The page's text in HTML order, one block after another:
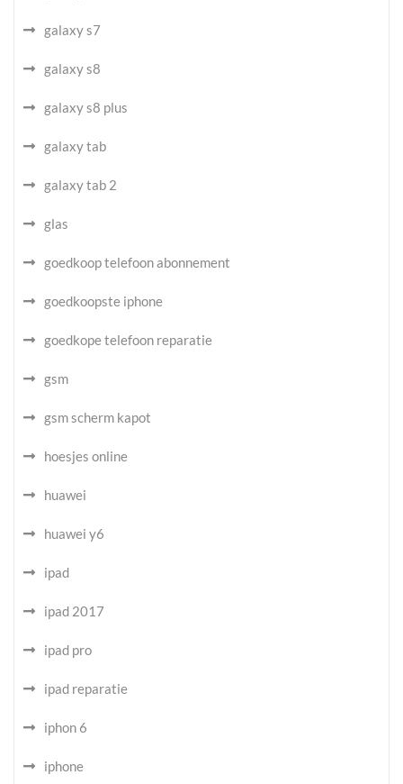
galaxy s7
galaxy s8
galaxy s8 plus
galaxy tab
galaxy tab 2
glas
goedkoop telefoon abonnement
goedkoopste iphone
goedkope telefoon reparatie
gsm
gsm scherm kapot
hoesjes online
huawei
huawei y6
ipad
ipad 2017
ipad pro
ipad reparatie
iphon 6
iphone